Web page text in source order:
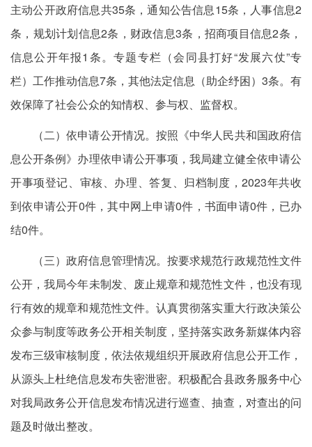
主动公开政府信息共35条，通知公告信息15条，人事信息2
条，规划计划信息2条，财政信息3条，招商项目信息2条，
信息公开年报1条。专题专栏（会同县打好“发展六仗”专
栏）工作推动信息7条，其他法定信息（助企纾困）3条。有
效保障了社会公众的知情权、参与权、监督权。
（二）依申请公开情况。按照《中华人民共和国政府信
息公开条例》办理依申请公开事项，我局建立健全依申请公
开事项登记、审核、办理、答复、归档制度，2023年共收
到依申请公开0件，其中网上申请0件，书面申请0件，已办
结0件。
（三）政府信息管理情况。按要求规范行政规范性文件
公开，我局今年未制发、废止规章和规范性文件，也没有现
行有效的规章和规范性文件。认真贯彻落实重大行政决策公
众参与制度等政务公开相关制度，坚持落实政务新媒体内容
发布三级审核制度，依法依规组织开展政府信息公开工作，
从源头上杜绝信息发布失密泄密。积极配合县政务服务中心
对我局政务公开信息发布情况进行巡查、抽查，对查出的问
题及时做出整改。